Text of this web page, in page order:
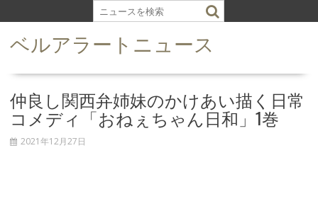
k
ベルアラートニュース
仲良し関西弁姉妹のかけあい描く日常
コメディ「おねぇちゃん日和」1巻
2021年12月27日